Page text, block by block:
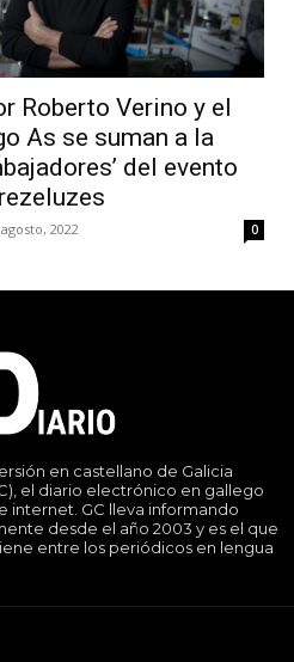
Roberto Verino y el
As se suman a la
del evento
2022 0
en castellano de Galicia
el diario electrónico en gallego
internet. GC lleva informando
desde el año 2003 y es el que
entre los periódicos en lengua